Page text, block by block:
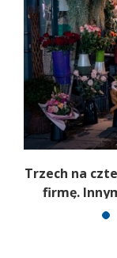
Trzech na
firmę.